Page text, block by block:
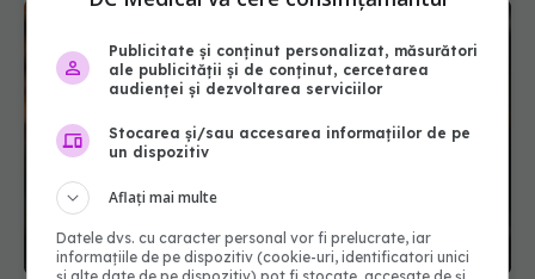
Publicitate și conținut personalizat, măsurători
ale publicității și de conținut, cercetarea
audienței și dezvoltarea serviciilor
Stocarea și/sau accesarea informațiilor de pe
un dispozitiv
Aflați mai multe
Datele dvs. cu caracter personal vor fi prelucrate, iar
informațiile de pe dispozitiv (cookie-uri, identificatori unici